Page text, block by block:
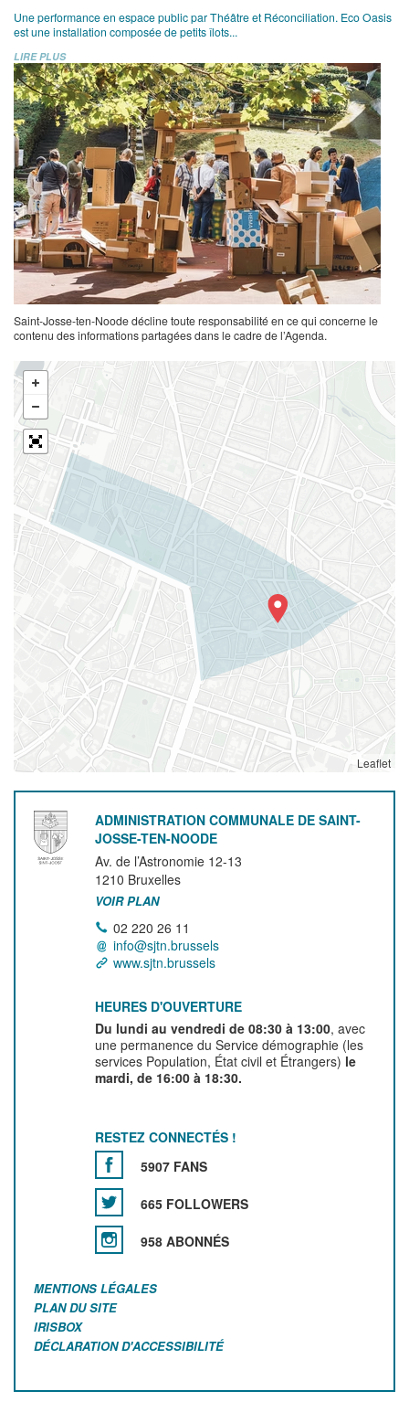
Une performance en espace public par Théâtre et Réconciliation. Eco Oasis
est une installation composée de petits îlots...
LIRE PLUS
Saint-Josse-ten-Noode décline toute responsabilité en ce qui concerne le
contenu des informations partagées dans le cadre de l’Agenda.
Leaflet
ADMINISTRATION COMMUNALE DE SAINT-
JOSSE-TEN-NOODE
Av. de l’Astronomie 12-13
1210 Bruxelles
VOIR PLAN
02 220 26 11
info@sjtn.brussels
www.sjtn.brussels
HEURES D'OUVERTURE
Du lundi au vendredi de 08:30 à 13:00, avec
une permanence du Service démographie (les
services Population, État civil et Étrangers) le
mardi, de 16:00 à 18:30.
RESTEZ CONNECTÉS !
5907 FANS
665 FOLLOWERS
958 ABONNÉS
MENTIONS LÉGALES
PLAN DU SITE
IRISBOX
DÉCLARATION D'ACCESSIBILITÉ